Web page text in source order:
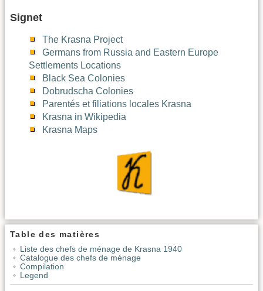
Signet
The Krasna Project
Germans from Russia and Eastern Europe
Settlements Locations
Black Sea Colonies
Dobrudscha Colonies
Parentés et filiations locales Krasna
Krasna in Wikipedia
Krasna Maps
Table des matières
Liste des chefs de ménage de Krasna 1940
Catalogue des chefs de ménage
Compilation
Legend